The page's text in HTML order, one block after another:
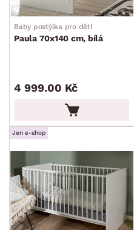
Šatní skříně
Rošty
Matrace
Komody, skříňky a vitríny
Bytové doplňky
Sedací soupravy a pohovky
Sestavy a stěny
Drobný nábytek
Spotřebiče
BARVA
DEKOR
ROZMĚRY
MATERIÁL
Baby postýlka pro děti
Paula 70x140 cm, bílá
4 999.00 Kč
Jen e-shop